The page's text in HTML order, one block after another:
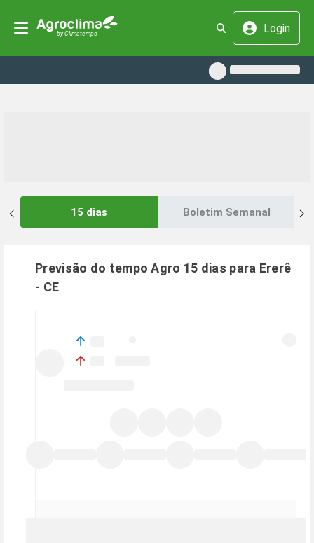
Login
15 dias Boletim Semanal
Previsão do tempo Agro 15 dias para Ererê
- CE